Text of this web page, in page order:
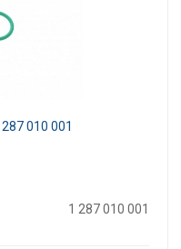
010 001
1 287 010 001